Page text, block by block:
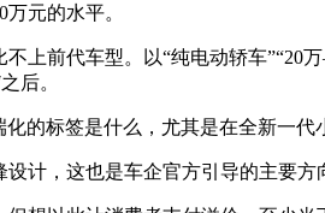
元的水平。
上前代车型。以“纯电动轿车
后。
的标签是什么，尤其是在全新一代
计，这也是车企官方引导的主要